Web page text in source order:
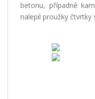
betonu, případně
nalepil proužky čtvrtky